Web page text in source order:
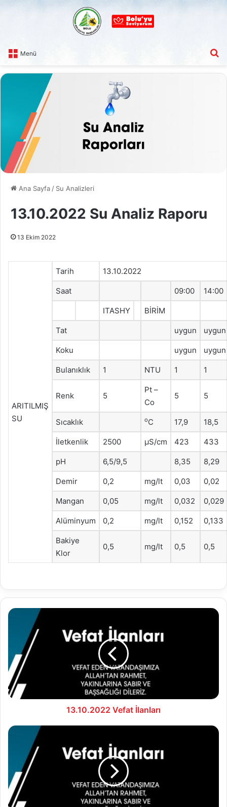
Menü
Ana Sayfa / Su Analizleri
13.10.2022 Su Analiz Raporu
13 Ekim 2022
ARITILMIŞ
SU
Tarih 13.10.2022
Saat 09:00 14:00
ITASHY BİRİM
Tat uygun uygun
Koku uygun uygun
Bulanıklık 1 NTU 1 1
Renk 5
Pt –
Co
5 5
Sıcaklık oC 17,9 18,5
İletkenlik 2500 μS/cm 423 433
pH 6,5/9,5 8,35 8,29
Demir 0,2 mg/lt 0,03 0,02
Mangan 0,05 mg/lt 0,032 0,029
Alüminyum 0,2 mg/lt 0,152 0,133
Bakiye
Klor
0,5 mg/lt 0,5 0,5
13.10.2022
13.10.2022 Vefat İlanları
14.10.2022